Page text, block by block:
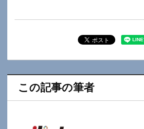
この記事の筆者